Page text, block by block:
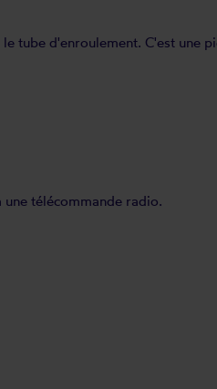
tube d'enroulement. C'est une
télécommande radio.